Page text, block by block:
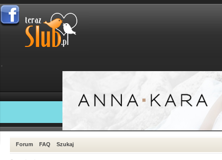
Forum FAQ Szukaj